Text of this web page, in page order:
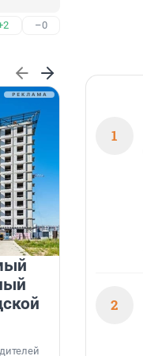
–0
«Лучшая
1
2